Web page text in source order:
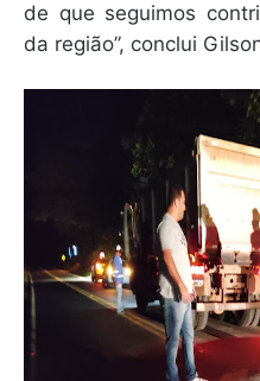
de que seguimos
da região”, conclui